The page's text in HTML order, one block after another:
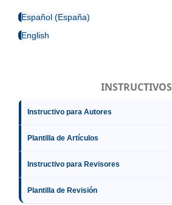
Español (España)
English
INSTRUCTIVOS
Instructivo para Autores
Plantilla de Artículos
Instructivo para Revisores
Plantilla de Revisión